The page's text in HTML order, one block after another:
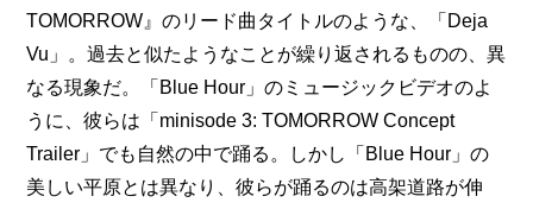
TOMORROW』のリード曲タイトルのような、「Deja
Vu」。過去と似たようなことが繰り返されるものの、異
なる現象だ。「Blue Hour」のミュージックビデオのよ
うに、彼らは「minisode 3: TOMORROW Concept
Trailer」でも自然の中で踊る。しかし「Blue Hour」の
美しい平原とは異なり、彼らが踊るのは高架道路が伸